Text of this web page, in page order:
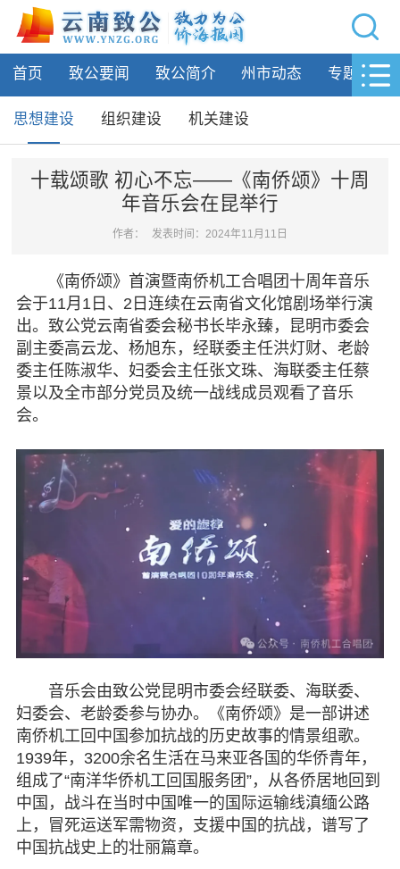
网站导航
首页
致公要闻
州市动态
履行职责
自身建设
思想建设
组织建设
致公风采
书香机关
电子杂志
视频中心
联系我们
媒体报道
脱贫攻坚
侨海动态
首页 致公要闻 致公简介 州市动态 专题活动
思想建设 组织建设 机关建设
十载颂歌 初心不忘——《南侨颂》十周
年音乐会在昆举行
作者： 发表时间：2024年11月11日
《南侨颂》首演暨南侨机工合唱团十周年音乐
会于11月1日、2日连续在云南省文化馆剧场举行演
出。致公党云南省委会秘书长毕永臻，昆明市委会
副主委高云龙、杨旭东，经联委主任洪灯财、老龄
委主任陈淑华、妇委会主任张文珠、海联委主任蔡
景以及全市部分党员及统一战线成员观看了音乐
会。
音乐会由致公党昆明市委会经联委、海联委、
妇委会、老龄委参与协办。《南侨颂》是一部讲述
南侨机工回中国参加抗战的历史故事的情景组歌。
1939年，3200余名生活在马来亚各国的华侨青年，
组成了“南洋华侨机工回国服务团”，从各侨居地回到
中国，战斗在当时中国唯一的国际运输线滇缅公路
上，冒死运送军需物资，支援中国的抗战，谱写了
中国抗战史上的壮丽篇章。